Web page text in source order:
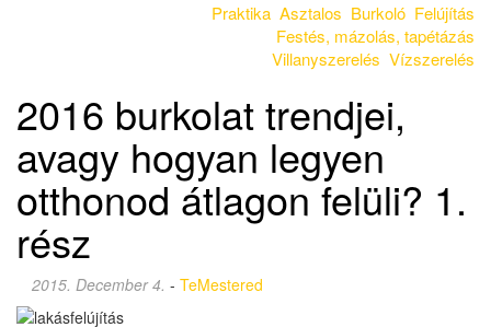
Praktika Asztalos Burkoló Felújítás
Festés, mázolás, tapétázás
Villanyszerelés Vízszerelés
2016 burkolat trendjei,
avagy hogyan legyen
otthonod átlagon felüli? 1.
rész
2015. December 4. - TeMestered